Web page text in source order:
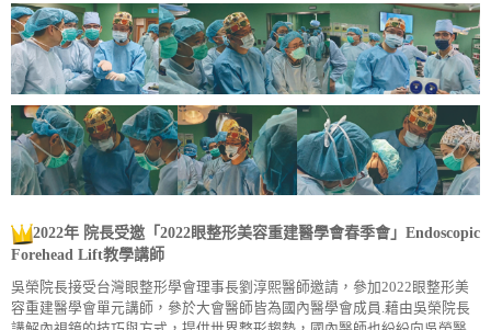
2022年 院長受邀「2022眼整形美容重建醫學會春季會」Endoscopic
Forehead Lift教學講師
吳榮院長接受台灣眼整形學會理事長劉淳熙醫師邀請，參加2022眼整形美
容重建醫學會單元講師，參於大會醫師皆為國內醫學會成員.藉由吳榮院長